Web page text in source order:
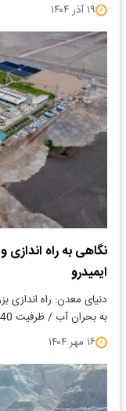
۱۹ آذر ۱۴۰۴
نگاهی به راه
ایمیدرو
دنیای معدن: راه اندازی
به بحران آب / ظرفیت 140 میلیون متر معکبی نمک…
۱۶ مهر ۱۴۰۴